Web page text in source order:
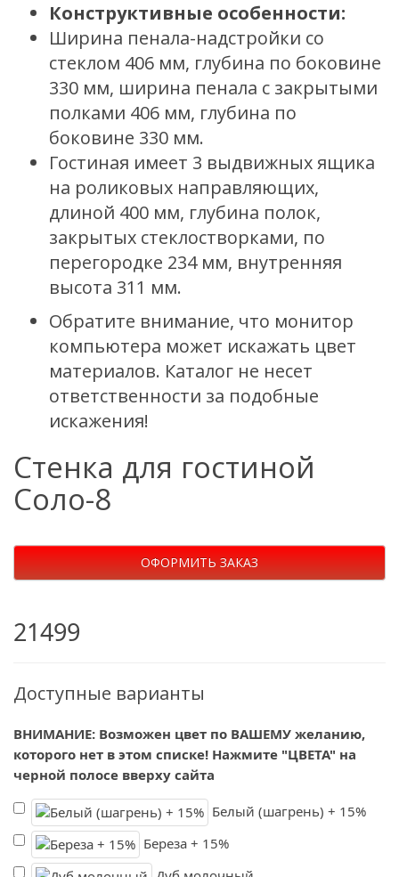
Конструктивные особенности:
Ширина пенала-надстройки со
стеклом 406 мм, глубина по боковине
330 мм, ширина пенала с закрытыми
полками 406 мм, глубина по
боковине 330 мм.
Гостиная имеет 3 выдвижных ящика
на роликовых направляющих,
длиной 400 мм, глубина полок,
закрытых стеклостворками, по
перегородке 234 мм, внутренняя
высота 311 мм.
Обратите внимание, что монитор
компьютера может искажать цвет
материалов. Каталог не несет
ответственности за подобные
искажения!
Стенка для гостиной
Соло-8
ОФОРМИТЬ ЗАКАЗ
21499
Доступные варианты
ВНИМАНИЕ: Возможен цвет по ВАШЕМУ желанию,
которого нет в этом списке! Нажмите "ЦВЕТА" на
черной полосе вверху сайта
Белый (шагрень) + 15%
Береза + 15%